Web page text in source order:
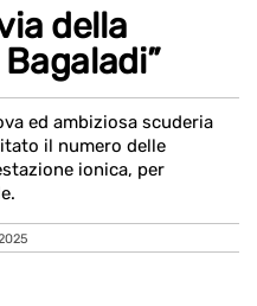
della
ed ambiziosa scuderia
il numero delle
ionica, per